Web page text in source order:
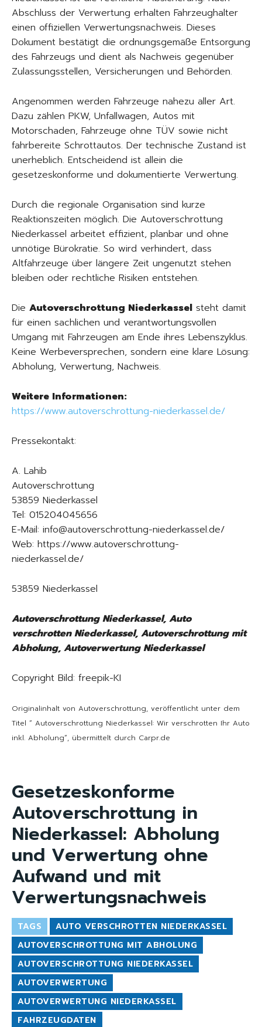
Abschluss der Verwertung erhalten Fahrzeughalter
einen offiziellen Verwertungsnachweis. Dieses
Dokument bestätigt die ordnungsgemäße Entsorgung
des Fahrzeugs und dient als Nachweis gegenüber
Zulassungsstellen, Versicherungen und Behörden.
Angenommen werden Fahrzeuge nahezu aller Art.
Dazu zählen PKW, Unfallwagen, Autos mit
Motorschaden, Fahrzeuge ohne TÜV sowie nicht
fahrbereite Schrottautos. Der technische Zustand ist
unerheblich. Entscheidend ist allein die
gesetzeskonforme und dokumentierte Verwertung.
Durch die regionale Organisation sind kurze
Reaktionszeiten möglich. Die Autoverschrottung
Niederkassel arbeitet effizient, planbar und ohne
unnötige Bürokratie. So wird verhindert, dass
Altfahrzeuge über längere Zeit ungenutzt stehen
bleiben oder rechtliche Risiken entstehen.
Die Autoverschrottung Niederkassel steht damit
für einen sachlichen und verantwortungsvollen
Umgang mit Fahrzeugen am Ende ihres Lebenszyklus.
Keine Werbeversprechen, sondern eine klare Lösung:
Abholung, Verwertung, Nachweis.
Weitere Informationen:
https://www.autoverschrottung-niederkassel.de/
Pressekontakt:
A. Lahib
Autoverschrottung
53859 Niederkassel
Tel: 015204045656
E-Mail: info@autoverschrottung-niederkassel.de/
Web: https://www.autoverschrottung-
niederkassel.de/
53859 Niederkassel
Autoverschrottung Niederkassel, Auto
verschrotten Niederkassel, Autoverschrottung mit
Abholung, Autoverwertung Niederkassel
Copyright Bild: freepik-KI
Originalinhalt von Autoverschrottung, veröffentlicht unter dem
Titel “ Autoverschrottung Niederkassel: Wir verschrotten Ihr Auto
inkl. Abholung“, übermittelt durch Carpr.de
Gesetzeskonforme
Autoverschrottung in
Niederkassel: Abholung
und Verwertung ohne
Aufwand und mit
Verwertungsnachweis
TAGS
AUTO VERSCHROTTEN NIEDERKASSEL
AUTOVERSCHROTTUNG MIT ABHOLUNG
AUTOVERSCHROTTUNG NIEDERKASSEL
AUTOVERWERTUNG
AUTOVERWERTUNG NIEDERKASSEL
FAHRZEUGDATEN